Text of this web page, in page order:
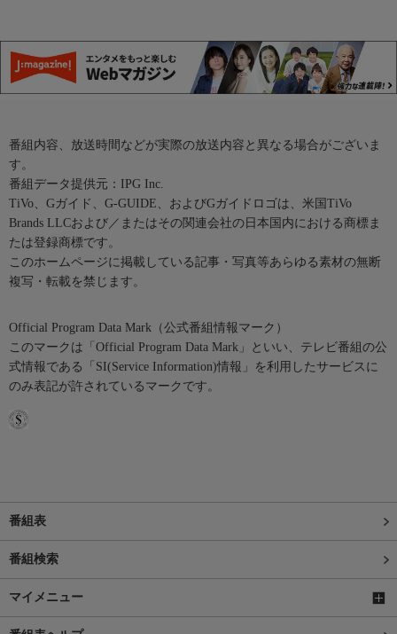
番組内容、放送時間などが実際の放送内容と異なる場合がございま
す。
番組データ提供元：IPG Inc.
TiVo、Gガイド、G-GUIDE、およびGガイドロゴは、米国TiVo
Brands LLCおよび／またはその関連会社の日本国内における商標ま
たは登録商標です。
このホームページに掲載している記事・写真等あらゆる素材の無断
複写・転載を禁じます。
Official Program Data Mark（公式番組情報マーク）
このマークは「Official Program Data Mark」といい、テレビ番組の公
式情報である「SI(Service Information)情報」を利用したサービスに
のみ表記が許されているマークです。
番組表
番組検索
マイメニュー